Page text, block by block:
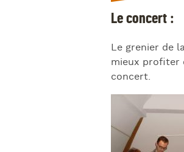
Le concert :
Le grenier de
mieux profiter
concert.